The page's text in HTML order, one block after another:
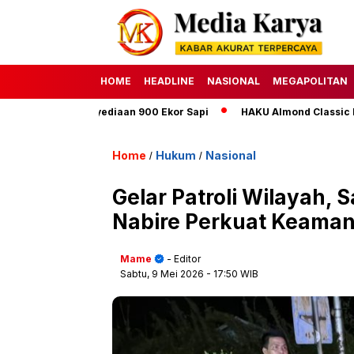
HOME HEADLINE NASIONAL MEGAPOLITAN
Penyediaan 900 Ekor Sapi HAKU Almond Classic
Home / Hukum / Nasional
Gelar Patroli Wilayah,
Nabire Perkuat
Mame
- Editor
Sabtu, 9 Mei 2026 - 17:50 WIB